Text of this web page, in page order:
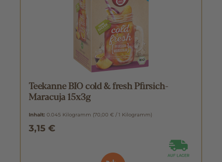
Teekanne BIO cold & fresh Pfirsich-
Maracuja 15x3g
Inhalt: 0.045 Kilogramm (70,00 € / 1 Kilogramm)
3,15 €